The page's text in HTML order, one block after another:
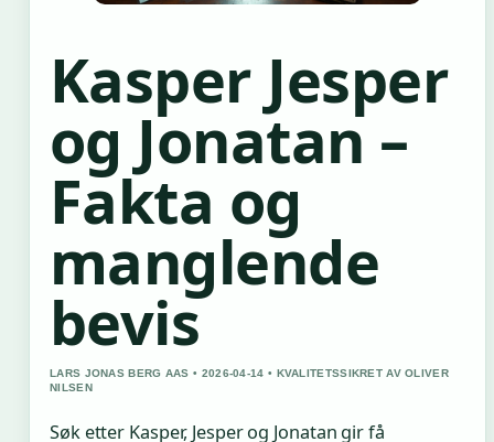
Kasper Jesper
og Jonatan –
Fakta og
manglende
bevis
LARS JONAS BERG AAS • 2026-04-14 • KVALITETSSIKRET AV OLIVER
NILSEN
Søk etter Kasper, Jesper og Jonatan gir få